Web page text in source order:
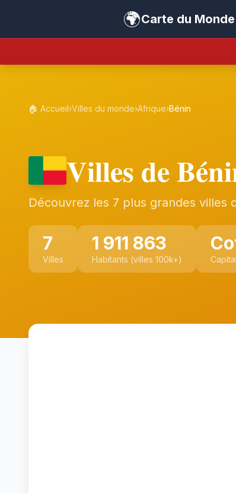
🌍Carte du Monde
🏠 Accueil›Villes du monde›Afrique›Bénin
Villes de
Découvrez les 7 plus grandes villes
7
Villes
1 911 863
Habitants (villes 100k+)